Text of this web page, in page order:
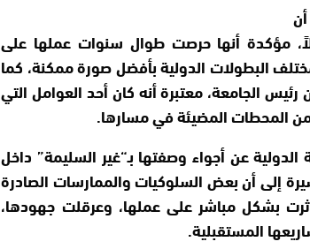
مؤكدة أنها حرصت طوال سنوات عملها على
البطولات الدولية بأفضل صورة ممكنة، كما
الجامعة، معتبرة أنه كان أحد العوامل التي
المحطات المضيئة في مسارها.
عن أجواء وصفتها بـ“غير السليمة” داخل
إلى أن بعض السلوكيات والممارسات الصادرة
بشكل مباشر على عملها، وعرقلت جهودها،
المستقبلية.